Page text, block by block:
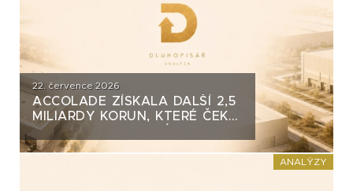
22. července 2026
ACCOLADE ZÍSKALA DALŠÍ 2,5
MILIARDY KORUN, KTERÉ ČEKÁ
V ROCE 2030 VELKÝ TEST. CO
ROZHODNE O JEJICH
ANALÝZY